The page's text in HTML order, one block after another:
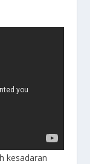
kesadaran